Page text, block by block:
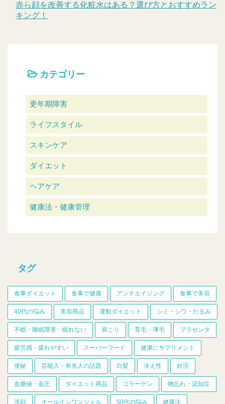
赤ら顔を改善する化粧水はある？選び方とおすすめラン
キング！
カテゴリー
更年期障害
ライフスタイル
スキンケア
ダイエット
ヘアケア
健康法・健康管理
タグ
食事ダイエット 食事で健康 アンチエイジング 食事で美容
40代の悩み 美容商品 運動ダイエット シミ・シワ・たるみ
不眠・睡眠障害・眠れない 肩こり 育毛・薄毛 プラセンタ
疲労感・疲れやすい スーパーフード 健康にサプリメント
便秘 芸能人・有名人の話題 白髪 冷え性 妊活
血糖値・血圧 ダイエット商品 コラーゲン 物忘れ・認知症
洗顔 オールインワンジェル 50代の悩み 健康法